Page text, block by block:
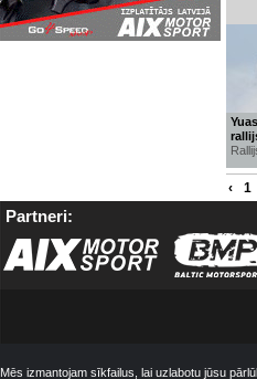
‹ 1
Partneri:
Mēs izmantojam sīkfailus, lai uzlabotu jūsu